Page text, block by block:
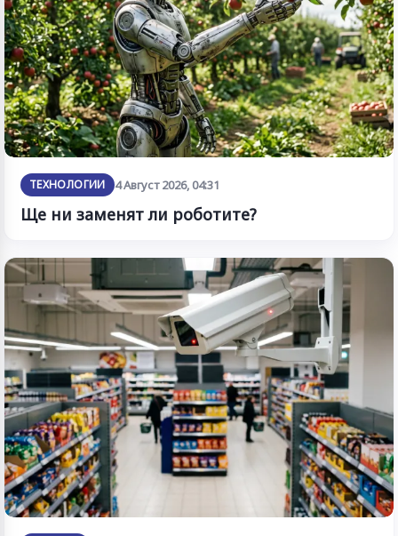
ТЕХНОЛОГИИ 4 Август 2026, 04:31
Ще ни заменят ли роботите?